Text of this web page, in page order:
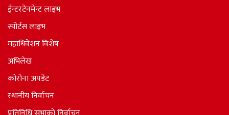
ईन्टरटेनमेन्ट लाइभ
स्पोर्टस लाइभ
महाधिवेशन विशेष
अभिलेख
कोरोना अपडेट
स्थानीय निर्वाचन